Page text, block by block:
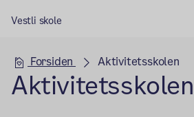
Vestli skole
Hovedseksjon
Forsiden Aktivitetsskolen
Aktivitetsskolen